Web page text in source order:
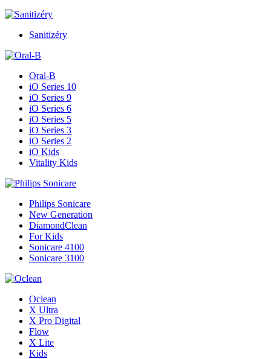
Sanitizéry
Oral-B
iO Series 10
iO Series 9
iO Series 6
iO Series 5
iO Series 3
iO Series 2
iO Kids
Vitality Kids
Philips Sonicare
New Generation
DiamondClean
For Kids
Sonicare 4100
Sonicare 3100
Oclean
X Ultra
X Pro Digital
Flow
X Lite
Kids